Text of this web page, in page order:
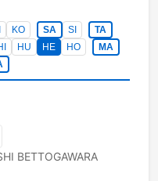
KO SA SI
TA
HU HE HO
MA
BETTOGAWARA